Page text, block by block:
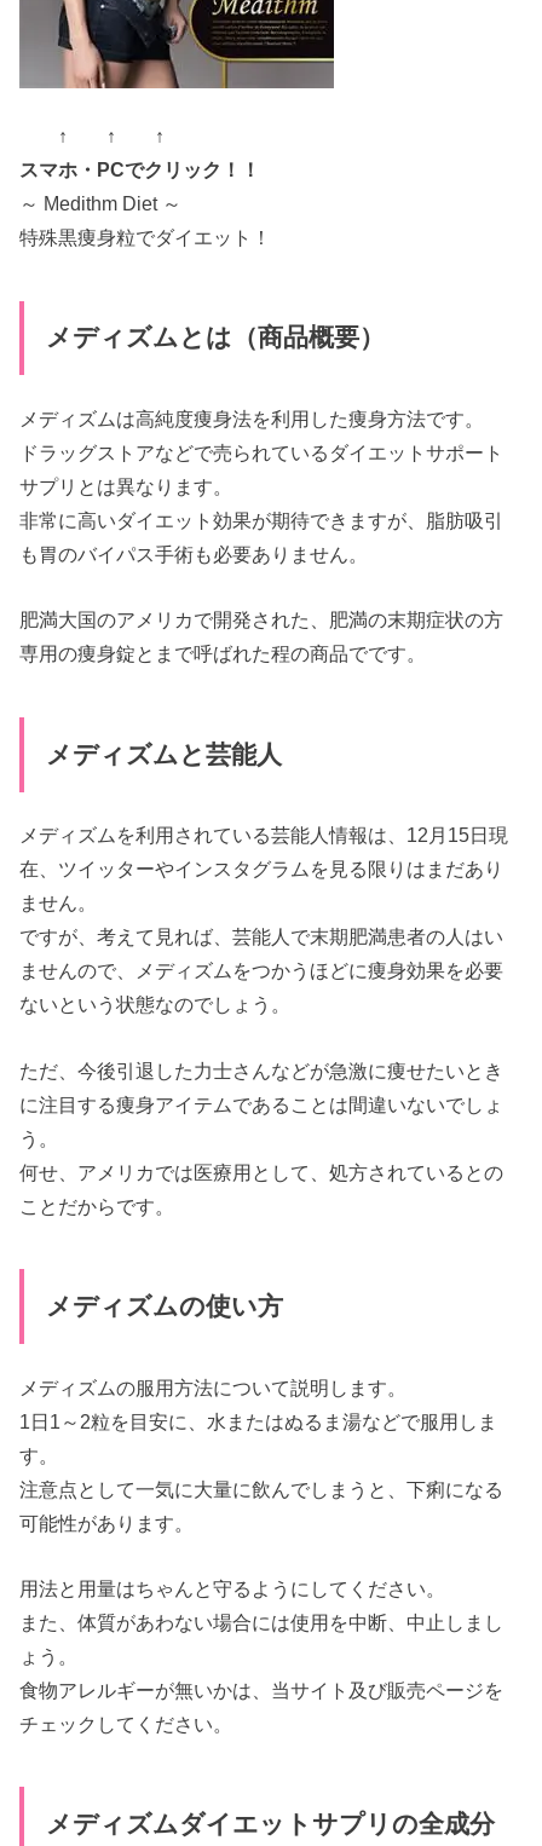
↑ ↑ ↑
スマホ・PCでクリック！！
～ Medithm Diet ～
特殊黒痩身粒でダイエット！
メディズムとは（商品概要）
メディズムは高純度痩身法を利用した痩身方法です。
ドラッグストアなどで売られているダイエットサポート
サプリとは異なります。
非常に高いダイエット効果が期待できますが、脂肪吸引
も胃のバイパス手術も必要ありません。
肥満大国のアメリカで開発された、肥満の末期症状の方
専用の痩身錠とまで呼ばれた程の商品でです。
メディズムと芸能人
メディズムを利用されている芸能人情報は、12月15日現
在、ツイッターやインスタグラムを見る限りはまだあり
ません。
ですが、考えて見れば、芸能人で末期肥満患者の人はい
ませんので、メディズムをつかうほどに痩身効果を必要
ないという状態なのでしょう。
ただ、今後引退した力士さんなどが急激に痩せたいとき
に注目する痩身アイテムであることは間違いないでしょ
う。
何せ、アメリカでは医療用として、処方されているとの
ことだからです。
メディズムの使い方
メディズムの服用方法について説明します。
1日1～2粒を目安に、水またはぬるま湯などで服用しま
す。
注意点として一気に大量に飲んでしまうと、下痢になる
可能性があります。
用法と用量はちゃんと守るようにしてください。
また、体質があわない場合には使用を中断、中止しまし
ょう。
食物アレルギーが無いかは、当サイト及び販売ページを
チェックしてください。
メディズムダイエットサプリの全成分